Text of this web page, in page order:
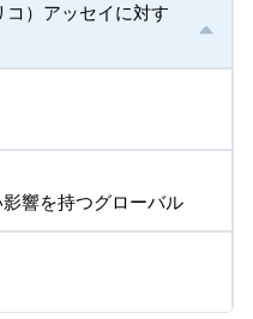
）アッセイに対す
響を持つグローバル